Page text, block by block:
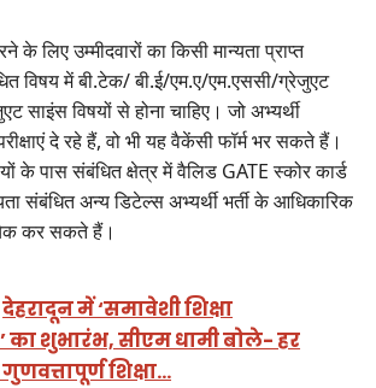
लिए उम्मीदवारों का किसी मान्यता प्राप्त
विषय में बी.टेक/ बी.ई/एम.ए/एम.एससी/ग्रेजुएट
साइंस विषयों से होना चाहिए। जो अभ्यर्थी
दे रहे हैं, वो भी यह वैकेंसी फॉर्म भर सकते हैं।
के पास संबंधित क्षेत्र में वैलिड GATE स्कोर कार्ड
संबंधित अन्य डिटेल्स अभ्यर्थी भर्ती के आधिकारिक
कर सकते हैं।
देहरादून में ‘समावेशी शिक्षा
शुभारंभ, सीएम धामी बोले- हर
शिक्षा…